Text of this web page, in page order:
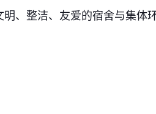
明、整洁、友爱的宿舍与集体